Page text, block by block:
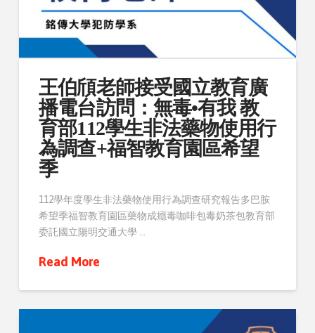
王伯頎老師接受國立教育廣
播電台訪問：無毒•有我 教
育部112學生非法藥物使用行
為調查+福智教育園區希望
季
112學年度學生非法藥物使用行為調查研究報告多巴胺
希望季福智教育園區藥物成癮毒咖啡包毒奶茶包教育部
委託國立陽明交通大學 …
Read More